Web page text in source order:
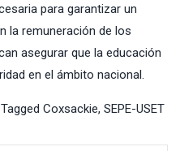
para garantizar un
la remuneración de los
asegurar que la educación
en el ámbito nacional.
Tagged Coxsackie, SEPE-USET